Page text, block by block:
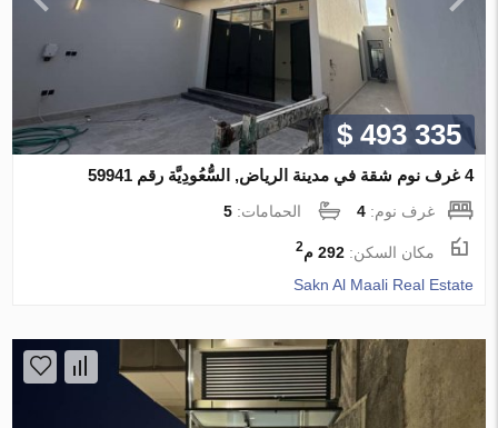
$ 493 335
4 غرف نوم شقة في مدينة الرياض, السُّعُودِيَّة رقم 59941
غرف نوم:4 الحمامات:5
مكان السكن:292 م 2
Sakn Al Maali Real Estate